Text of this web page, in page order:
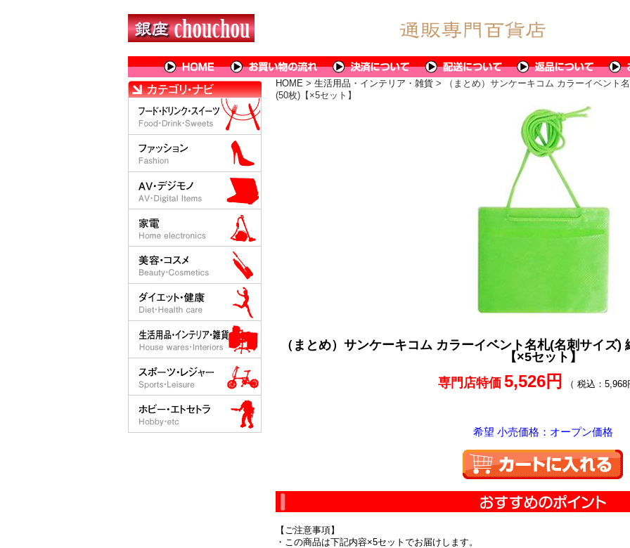
HOME > 生活用品・インテリア・雑貨 > （まとめ）サンケーキコム カラーイベント
(50枚)【×5セット】
（まとめ）サンケーキコム カラーイベント名札(名刺サイズ)
【×5セット】
専門店特価 5,526円 （ 税込：5,968
希望 小売価格：オープン価格
【ご注意事項】
・この商品は下記内容×5セットでお届けします。